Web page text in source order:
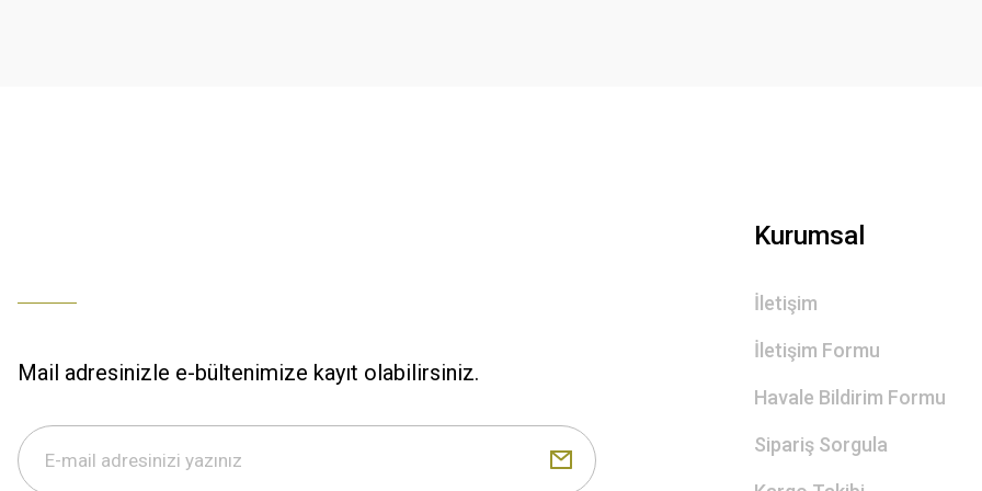
S... M... | 29/12/2025
Mail adresinizle e-bültenimize kayıt olabilirsiniz.
Kurumsal
İletişim
İletişim Formu
Havale Bildirim Formu
Sipariş Sorgula